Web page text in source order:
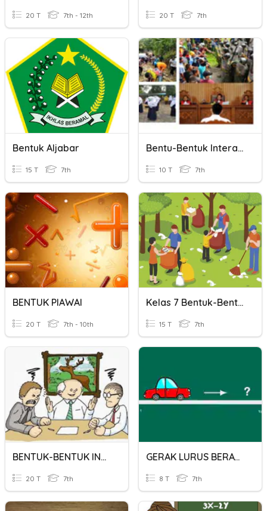
20 T 7th - 12th 20 T 7th
Bentuk Aljabar
15 T 7th
Bentu-Bentuk Interaksi Sosial
10 T 7th
BENTUK PIAWAI
20 T 7th - 10th
Kelas 7 Bentuk-Bentuk Interaksi Sosial
15 T 7th
BENTUK-BENTUK INTERAKSI
20 T 7th
GERAK LURUS BERATURAN
8 T 7th